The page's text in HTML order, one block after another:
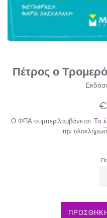
Πέτρος ο
Ο ΦΠΑ συμπεριλαμβάνεται. Τα
την